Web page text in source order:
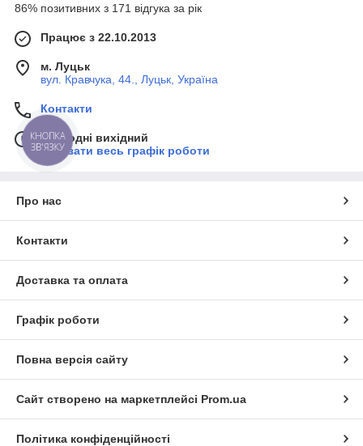
86% позитивних з 171 відгука за рік
Працює з 22.10.2013
м. Луцьк
вул. Кравчука, 44., Луцьк, Україна
Контакти
Сьогодні вихідний
Показати весь графік роботи
Про нас
Контакти
Доставка та оплата
Графік роботи
Повна версія сайту
Сайт створено на маркетплейсі Prom.ua
Політика конфіденційності
КНОПКА
ЗВ'ЯЗКУ